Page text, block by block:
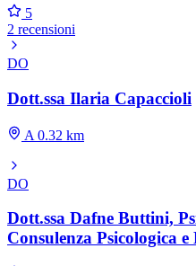
5
2 recensioni
DO
Dott.ssa Ilaria Capaccioli
A 0.32 km
DO
Dott.ssa Dafne Buttini,
Consulenza Psicologica